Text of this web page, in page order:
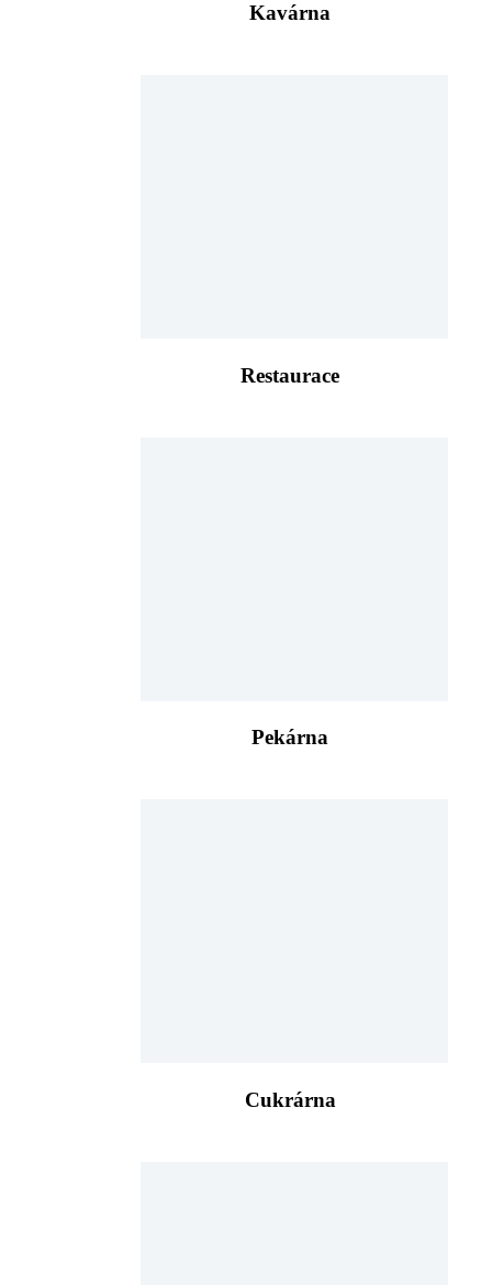
Kavárna
Restaurace
Pekárna
Cukrárna